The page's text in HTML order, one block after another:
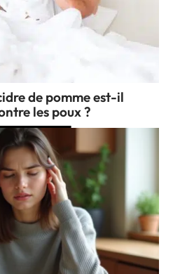
de pomme est-il
les poux ?